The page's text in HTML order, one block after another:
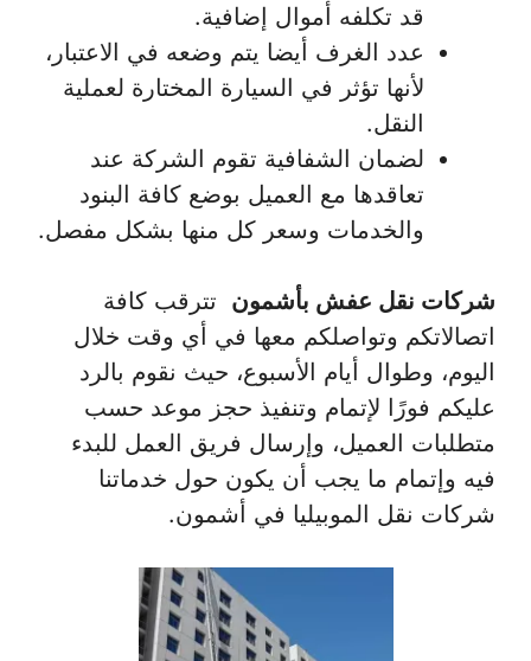
قد تكلفه أموال إضافية.
عدد الغرف أيضا يتم وضعه في الاعتبار،
لأنها تؤثر في السيارة المختارة لعملية
النقل.
لضمان الشفافية تقوم الشركة عند
تعاقدها مع العميل بوضع كافة البنود
والخدمات وسعر كل منها بشكل مفصل.
شركات نقل عفش بأشمون تترقب كافة
اتصالاتكم وتواصلكم معها في أي وقت خلال
اليوم، وطوال أيام الأسبوع، حيث نقوم بالرد
عليكم فورًا لإتمام وتنفيذ حجز موعد حسب
متطلبات العميل، وإرسال فريق العمل للبدء
فيه وإتمام ما يجب أن يكون حول خدماتنا
شركات نقل الموبيليا في أشمون.